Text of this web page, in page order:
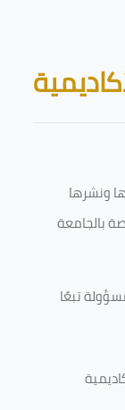
Blocks
ونشرها
بالجامعة
تبعًا